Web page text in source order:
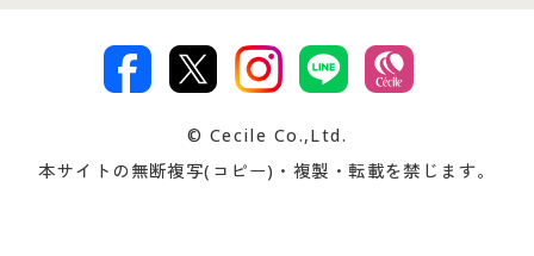
著作権・商標について 会社案内
プレゼント＆キャンペーン サイトマップ
交換・返品は お支払は
ついて
忘れの場合
© Cecile Co.,Ltd.
本サイトの無断複写(コピー)・複製・転載を禁じます。